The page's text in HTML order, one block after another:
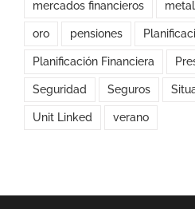
mercados financieros
oro pensiones
Planificación Financiera
Seguridad Seguros
Unit Linked verano